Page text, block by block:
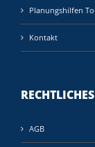
Planungshilfen
Kontakt
RECHTLICHES
AGB